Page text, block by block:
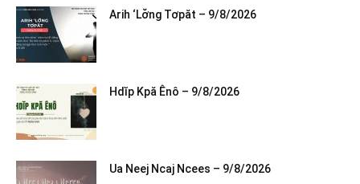
Arih ‘Lơ̆ng Tơpăt – 9/8/2026
Hdĭp Kpă Ênô – 9/8/2026
Ua Neej Ncaj Ncees – 9/8/2026